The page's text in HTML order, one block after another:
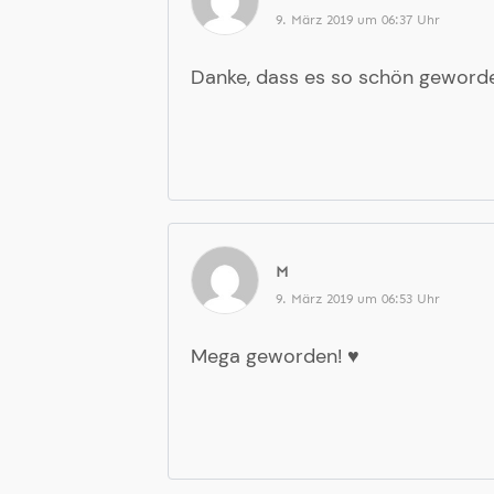
9. März 2019 um 06:37 Uhr
Danke, dass es so schön
M
9. März 2019 um 06:53 Uhr
Mega geworden! ♥️